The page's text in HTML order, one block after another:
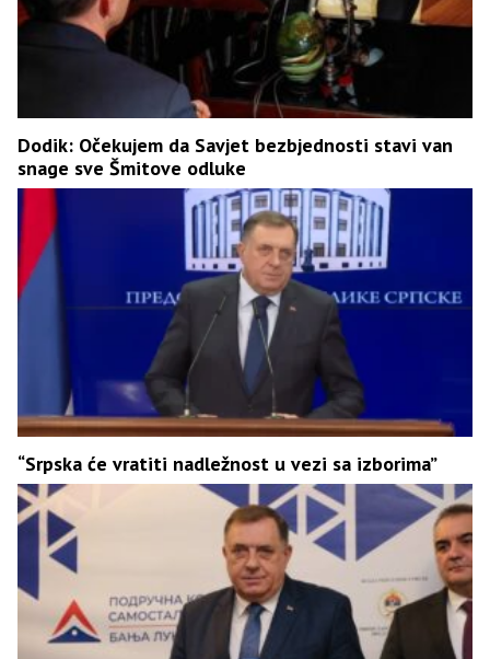
Dodik: Očekujem da Savjet bezbjednosti stavi van
snage sve Šmitove odluke
“Srpska će vratiti nadležnost u vezi sa izborima”